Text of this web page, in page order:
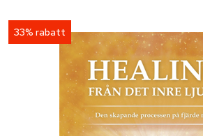
33% rabatt